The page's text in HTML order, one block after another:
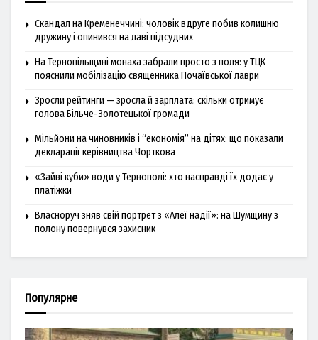
Скандал на Кременеччині: чоловік вдруге побив колишню
дружину і опинився на лаві підсудних
На Тернопільщині монаха забрали просто з поля: у ТЦК
пояснили мобілізацію священника Почаївської лаври
Зросли рейтинги — зросла й зарплата: скільки отримує
голова Більче-Золотецької громади
Мільйони на чиновників і “економія” на дітях: що показали
декларації керівництва Чорткова
«Зайві куби» води у Тернополі: хто насправді їх додає у
платіжки
Власноруч зняв свій портрет з «Алеї надії»: на Шумщину з
полону повернувся захисник
Популярне